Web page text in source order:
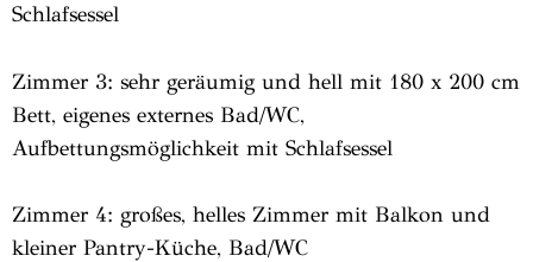
Schlafsessel
Zimmer 3: sehr geräumig und hell mit 180 x 200 cm
Bett, eigenes externes Bad/WC,
Aufbettungsmöglichkeit mit Schlafsessel
Zimmer 4: großes, helles Zimmer mit Balkon und
kleiner Pantry-Küche, Bad/WC